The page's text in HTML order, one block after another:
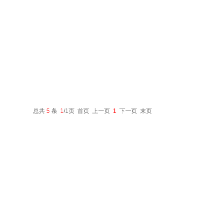
总共 5条 1/1页 首页 上一页 1 下一页 末页